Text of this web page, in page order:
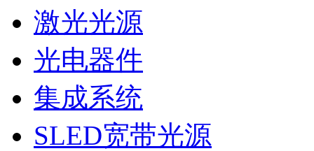
激光光源
光电器件
集成系统
SLED宽带光源